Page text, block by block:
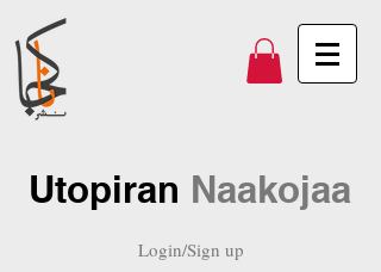
Utopiran Naakojaa
Login/Sign up